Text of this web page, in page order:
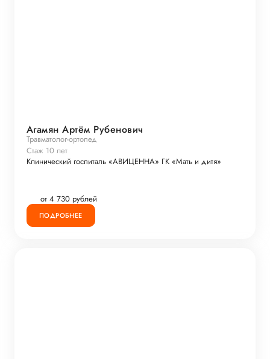
Агамян Артём Рубенович
Травматолог-ортопед
Стаж 10 лет
Клинический госпиталь «АВИЦЕННА» ГК «Мать и дитя»
от 4 730 рублей
ПОДРОБНЕЕ